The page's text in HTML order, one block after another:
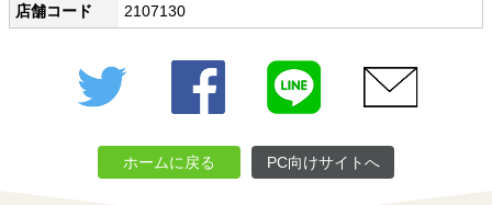
店舗コード
2107130
Twitter Facebook
ホームに戻る PC向けサイトへ